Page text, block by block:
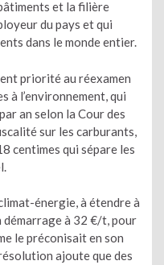
et la filière
du pays et qui
dans le monde entier.
priorité au réexamen
à l’environnement, qui
an selon la Cour des
sur les carburants,
centimes qui sépare les
énergie, à étendre à
démarrage à 32 €/t, pour
le préconisait en son
ajoute que des